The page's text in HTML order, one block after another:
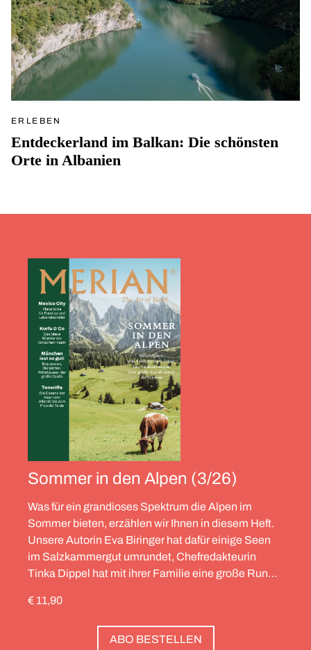
ERLEBEN
Entdeckerland im Balkan: Die schönsten
Orte in Albanien
Sommer in den Alpen (3/26)
Was für ein grandioses Spektrum die Alpen im
Sommer bieten, erzählen wir Ihnen in diesem Heft.
Unsere Autorin Eva Biringer hat dafür einige Seen
im Salzkammergut umrundet, Chefredakteurin
Tinka Dippel hat mit ihrer Familie eine große Runde
Helfrich ist über viele Gipfel gegangen – von
Salzburg bis nach Triest. Und die Redaktion hat
zwölf Hotels gesammelt, die zweierlei gemeinsam
€ 11,90
ABO BESTELLEN